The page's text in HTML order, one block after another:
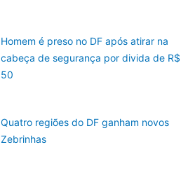
Homem é preso no DF após atirar na
cabeça de segurança por divida de R$
50
Quatro regiões do DF ganham novos
Zebrinhas